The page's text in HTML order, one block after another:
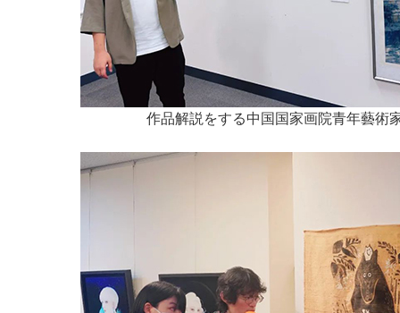
作品解説をする中国国家画院青年藝術